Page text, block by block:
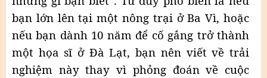
bạn lớn lên tại một nông trại ở Ba Vì, hoặc
nếu bạn dành 10 năm để cố gắng trở thành
một họa sĩ ở Đà Lạt, bạn nên viết về trải
nghiệm này thay vì phỏng đoán về cuộc